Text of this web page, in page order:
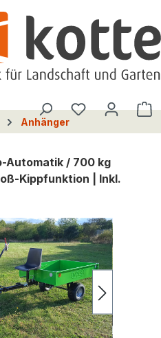
Du hast 0
Anhänger
Automatik / 700 kg
Kippfunktion | Inkl.